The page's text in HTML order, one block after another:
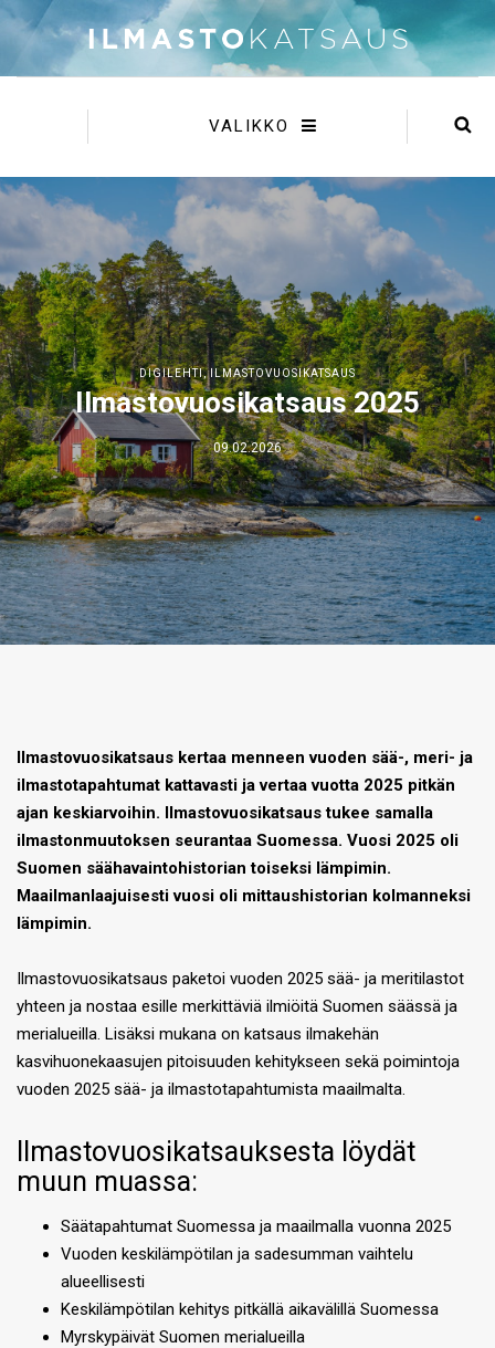
VALIKKO
DIGILEHTI, ILMASTOVUOSIKATSAUS
Ilmastovuosikatsaus 2025
09.02.2026
Ilmastovuosikatsaus kertaa menneen vuoden sää-, meri- ja
ilmastotapahtumat kattavasti ja vertaa vuotta 2025 pitkän
ajan keskiarvoihin. Ilmastovuosikatsaus tukee samalla
ilmastonmuutoksen seurantaa Suomessa. Vuosi 2025 oli
Suomen säähavaintohistorian toiseksi lämpimin.
Maailmanlaajuisesti vuosi oli mittaushistorian kolmanneksi
lämpimin.
Ilmastovuosikatsaus paketoi vuoden 2025 sää- ja meritilastot
yhteen ja nostaa esille merkittäviä ilmiöitä Suomen säässä ja
merialueilla. Lisäksi mukana on katsaus ilmakehän
kasvihuonekaasujen pitoisuuden kehitykseen sekä poimintoja
vuoden 2025 sää- ja ilmastotapahtumista maailmalta.
Ilmastovuosikatsauksesta löydät
muun muassa:
Säätapahtumat Suomessa ja maailmalla vuonna 2025
Vuoden keskilämpötilan ja sadesumman vaihtelu
alueellisesti
Keskilämpötilan kehitys pitkällä aikavälillä Suomessa
Myrskypäivät Suomen merialueilla